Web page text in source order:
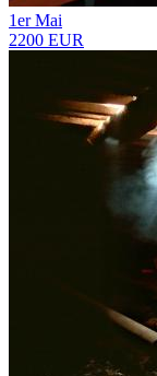
1er Mai
2200 EUR